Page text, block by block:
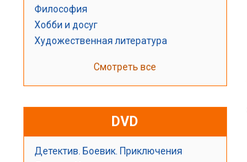
Философия
Хобби и досуг
Художественная литература
Смотреть все
DVD
Детектив. Боевик. Приключения